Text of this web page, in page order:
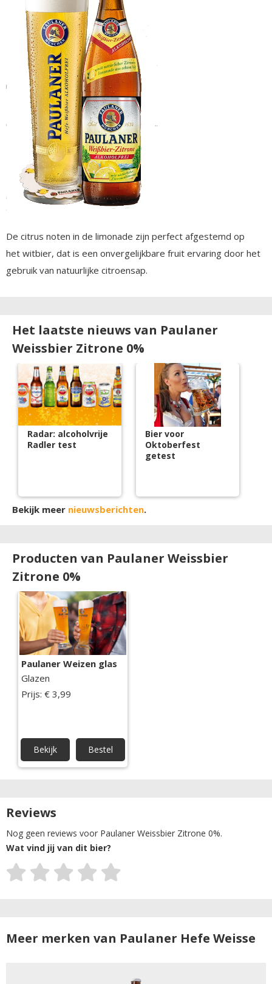
De citrus noten in de limonade zijn perfect afgestemd op
het witbier, dat is een onvergelijkbare fruit ervaring door het
gebruik van natuurlijke citroensap.
Het laatste nieuws van Paulaner
Weissbier Zitrone 0%
Radar: alcoholvrije
Radler test
Bier voor
Oktoberfest
getest
Bekijk meer nieuwsberichten.
Producten van Paulaner Weissbier
Zitrone 0%
Paulaner Weizen glas
Glazen
Prijs: € 3,99
Bekijk Bestel
Reviews
Nog geen reviews voor Paulaner Weissbier Zitrone 0%.
Wat vind jij van dit bier?
Meer merken van Paulaner Hefe Weisse